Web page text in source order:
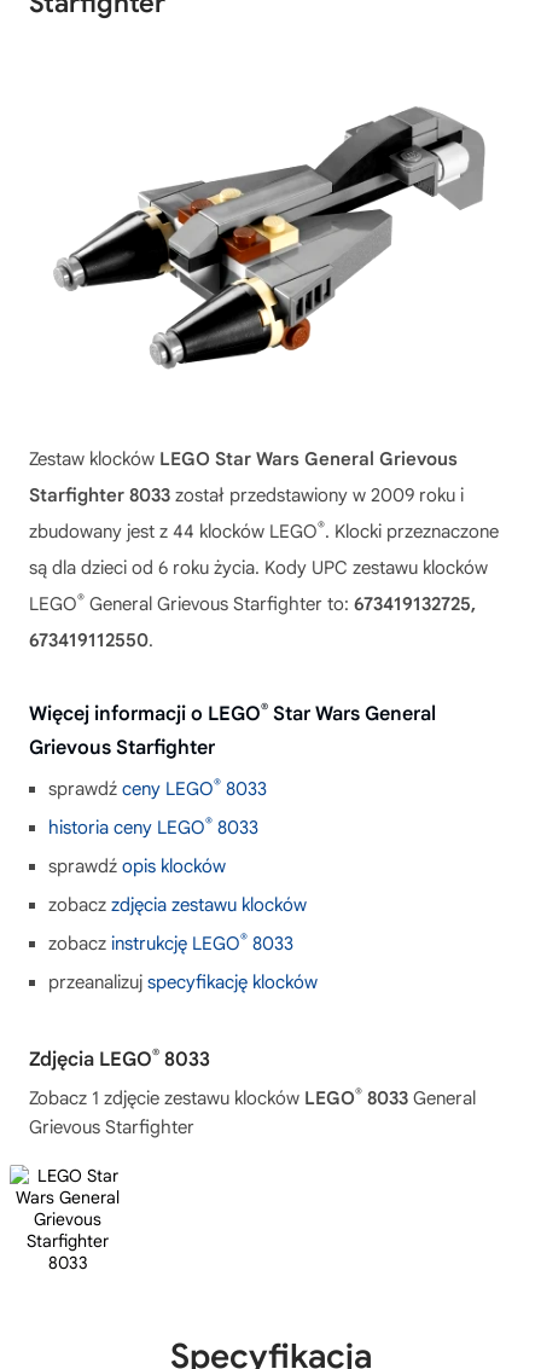
Zestaw klocków LEGO Star Wars General Grievous
Starfighter 8033 został przedstawiony w 2009 roku i
zbudowany jest z 44 klocków LEGO®. Klocki przeznaczone
są dla dzieci od 6 roku życia. Kody UPC zestawu klocków
LEGO® General Grievous Starfighter to: 673419132725,
673419112550.
Więcej informacji o LEGO® Star Wars General
Grievous Starfighter
sprawdź ceny LEGO® 8033
historia ceny LEGO® 8033
sprawdź opis klocków
zobacz zdjęcia zestawu klocków
zobacz instrukcję LEGO® 8033
przeanalizuj specyfikację klocków
Zdjęcia LEGO® 8033
Zobacz 1 zdjęcie zestawu klocków LEGO® 8033 General
Grievous Starfighter
Specyfikacja